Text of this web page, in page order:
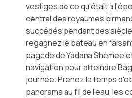
vestiges de ce qu'était à
central des royaumes
succédés pendant des
regagnez le bateau en
pagode de Yadana Shemee
navigation pour atteindre
journée. Prenez le temps
panorama au fil de l'eau, les